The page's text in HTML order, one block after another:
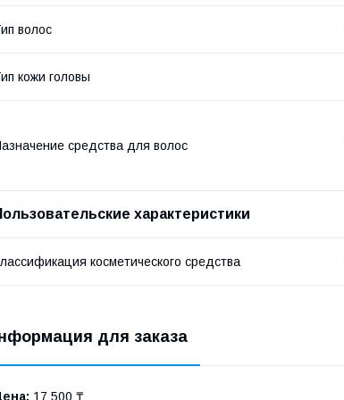
волос
кожи головы
средства для волос
характеристики
косметического средства
для заказа
17 500 ₸